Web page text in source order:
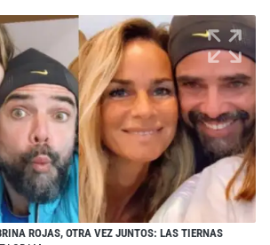
ROJAS, OTRA VEZ JUNTOS: LAS TIERNAS